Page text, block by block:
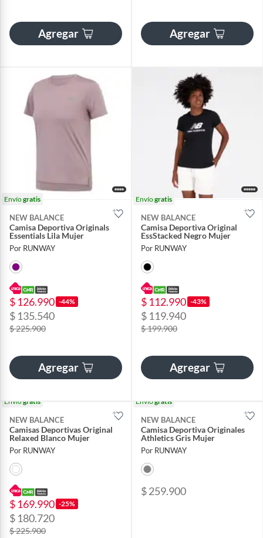
Agregar Agregar
Envíogratis
NEW BALANCE
Camisa Deportiva Originals
Essentials Lila Mujer
Por RUNWAY
$ 126.990 -44%
$ 135.540
$ 225.900
Agregar
Envíogratis
NEW BALANCE
Camisa Deportiva Original
EssStacked Negro Mujer
Por RUNWAY
$ 112.990 -43%
$ 119.940
$ 199.900
Agregar
Envíogratis
NEW BALANCE
Camisas Deportivas Original
Relaxed Blanco Mujer
Por RUNWAY
$ 169.990 -25%
$ 180.720
$ 225.900
Envíogratis
NEW BALANCE
Camisa Deportiva Originales
Athletics Gris Mujer
Por RUNWAY
$ 259.900